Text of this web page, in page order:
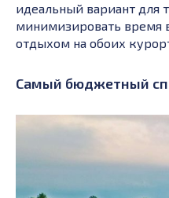
идеальный вариант для
минимизировать время
отдыхом на обоих
Самый бюджетный